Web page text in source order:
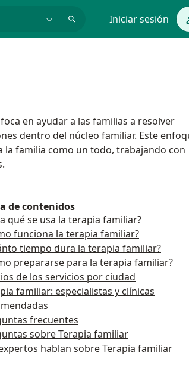
Iniciar sesión
en ayudar a las familias a resolver
dentro del núcleo familiar. Este
familia como un todo, trabajando con
de contenidos
qué se usa la terapia familiar?
funciona la terapia familiar?
tiempo dura la terapia familiar?
prepararse para la terapia familiar?
de los servicios por ciudad
familiar: especialistas y clínicas
frecuentes
sobre Terapia familiar
hablan sobre Terapia familiar